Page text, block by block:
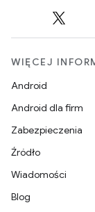
WIĘCEJ
Android
Android dla firm
Zabezpieczenia
Źródło
Wiadomości
Blog